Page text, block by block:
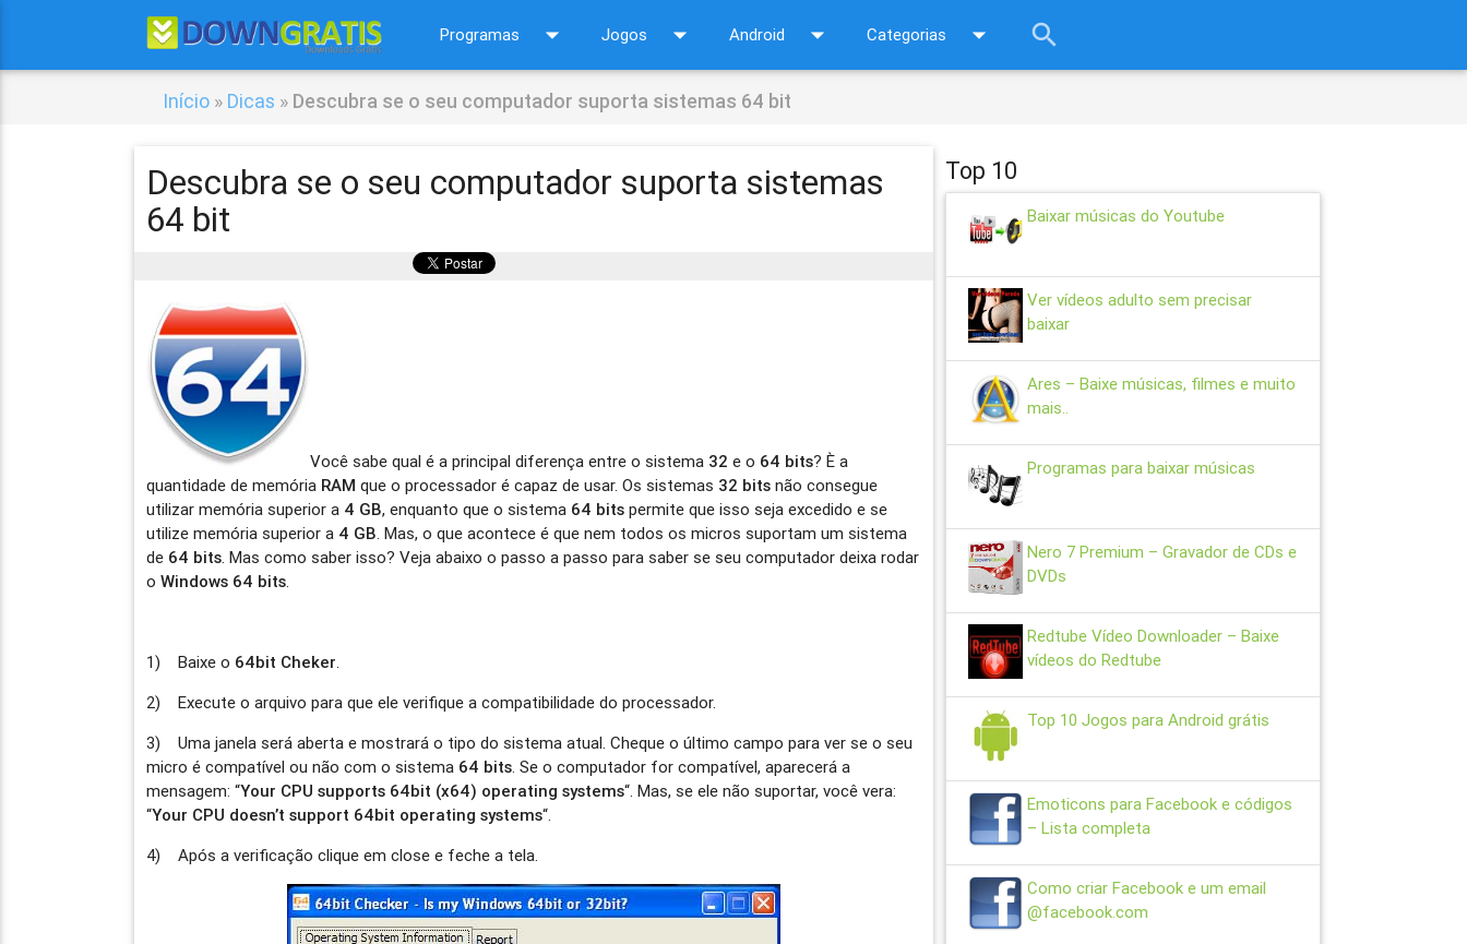
Programas arrow_drop_down Jogos arrow_drop_down Android arrow_drop_down Categorias arrow_drop_down search
Início » Dicas » Descubra se o seu computador suporta sistemas 64 bit
Descubra se o seu computador suporta sistemas
64 bit
Você sabe qual é a principal diferença entre o sistema 32 e o 64 bits? È a
quantidade de memória RAM que o processador é capaz de usar. Os sistemas 32 bits não consegue
utilizar memória superior a 4 GB, enquanto que o sistema 64 bits permite que isso seja excedido e se
utilize memória superior a 4 GB . Mas, o que acontece é que nem todos os micros suportam um sistema
de 64 bits . Mas como saber isso? Veja abaixo o passo a passo para saber se seu computador deixa rodar
oWindows 64 bits
1) Baixe o 64bit Cheker
2) Execute o arquivo para que ele verifique a compatibilidade do processador.
3) Uma janela será aberta e mostrará o tipo do sistema atual. Cheque o último campo para ver se o seu
micro é compatível ou não com o sistema 64 bits . Se o computador for compatível, aparecerá a
mensagem: “Your CPU supports 64bit (x64) operating systems“. Mas, se ele não suportar, você vera:
“Your CPU doesn’t support 64bit operating systems“.
4) Após a verificação clique em close e feche a tela.
Top 10
Baixar músicas do Youtube
Ver vídeos adulto sem precisar
baixar
Ares – Baixe músicas, filmes e muito
mais..
Programas para baixar músicas
Nero 7 Premium – Gravador de CDs e
DVDs
Redtube Vídeo Downloader – Baixe
vídeos do Redtube
Top 10 Jogos para Android grátis
Emoticons para Facebook e códigos
– Lista completa
Como criar Facebook e um email
@facebook.com